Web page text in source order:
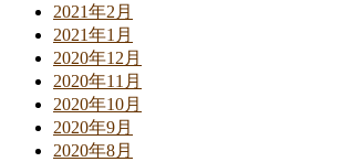
2021年2月
2021年1月
2020年12月
2020年11月
2020年10月
2020年9月
2020年8月